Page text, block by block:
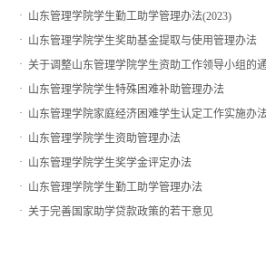
· 山东管理学院学生勤工助学管理办法(2023)
· 山东管理学院学生奖助基金提取与使用管理办法
· 关于调整山东管理学院学生资助工作领导小组的
· 山东管理学院学生特殊困难补助管理办法
· 山东管理学院家庭经济困难学生认定工作实施办
· 山东管理学院学生资助管理办法
· 山东管理学院学生奖学金评定办法
· 山东管理学院学生勤工助学管理办法
· 关于完善国家助学贷款政策的若干意见